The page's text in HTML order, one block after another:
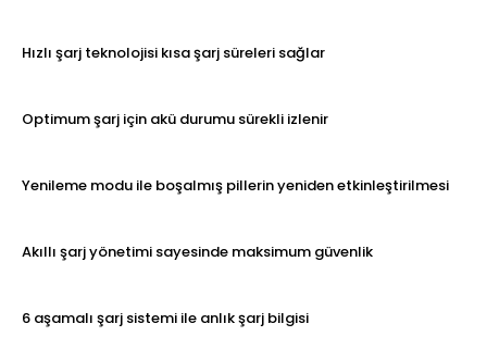
Hızlı şarj teknolojisi kısa şarj süreleri sağlar
Optimum şarj için akü durumu sürekli izlenir
Yenileme modu ile boşalmış pillerin yeniden etkinleştirilmesi
Akıllı şarj yönetimi sayesinde maksimum güvenlik
6 aşamalı şarj sistemi ile anlık şarj bilgisi